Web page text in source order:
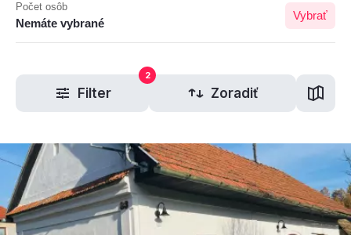
Počet osôb
Nemáte vybrané
Vybrať
Filter
2
Zoradiť